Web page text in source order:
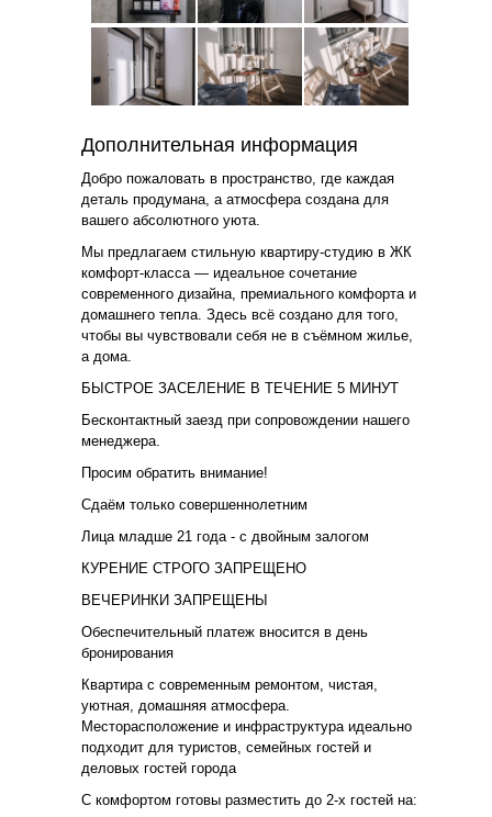
Дополнительная информация
Добро пожаловать в пространство, где каждая
деталь продумана, а атмосфера создана для
вашего абсолютного уюта.
Мы предлагаем стильную квартиру-студию в ЖК
комфорт-класса — идеальное сочетание
современного дизайна, премиального комфорта и
домашнего тепла. Здесь всё создано для того,
чтобы вы чувствовали себя не в съёмном жилье,
а дома.
БЫСТРОЕ ЗАСЕЛЕНИЕ В ТЕЧЕНИЕ 5 МИНУТ
Бесконтактный заезд при сопровождении нашего
менеджера.
Просим обратить внимание!
Сдаём только совершеннолетним
Лица младше 21 года - с двойным залогом
КУРЕНИЕ СТРОГО ЗАПРЕЩЕНО
ВЕЧЕРИНКИ ЗАПРЕЩЕНЫ
Обеспечительный платеж вносится в день
бронирования
Квартира с современным ремонтом, чистая,
уютная, домашняя атмосфера.
Месторасположение и инфраструктура идеально
подходит для туристов, семейных гостей и
деловых гостей города
С комфортом готовы разместить до 2-х гостей на: